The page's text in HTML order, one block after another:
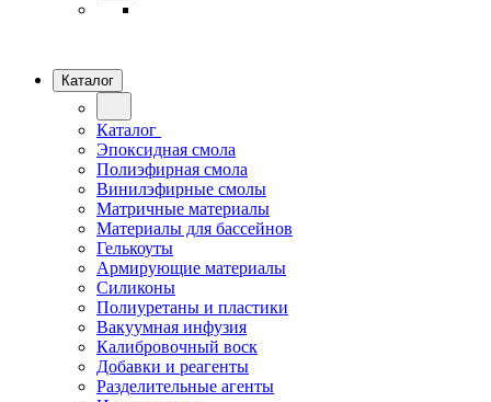
Каталог
Каталог
Эпоксидная смола
Полиэфирная смола
Винилэфирные смолы
Матричные материалы
Материалы для бассейнов
Гелькоуты
Армирующие материалы
Силиконы
Полиуретаны и пластики
Вакуумная инфузия
Калибровочный воск
Добавки и реагенты
Разделительные агенты